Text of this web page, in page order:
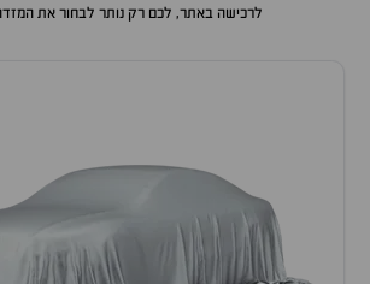
לרכישה באתר, לכם רק נותר לבחור את ה